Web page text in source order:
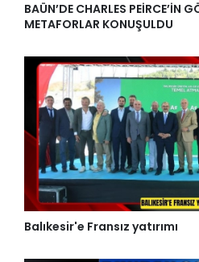
BAÜN’DE CHARLES PEİRCE’İN
METAFORLAR KONUŞULDU
Balıkesir'e Fransız yatırımı